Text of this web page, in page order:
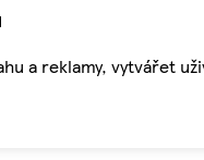
a reklamy, vytvářet